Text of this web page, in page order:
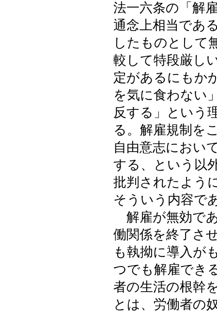
法一六条の「解
通念上相当であ
したものとして
較して特段厳し
定があるにもか
を気に食わない
反する」という
る。解雇規制を
自由意志におい
する、という以
批判されたよう
そういう内容で
解雇が無効で
働関係を終了さ
も執拗に導入が
つでも解雇でき
者の生活の根幹
とは、労働者の